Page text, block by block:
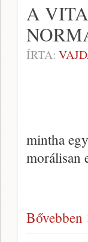
A
ÍRTA:
mintha
morálisan
Bővebben